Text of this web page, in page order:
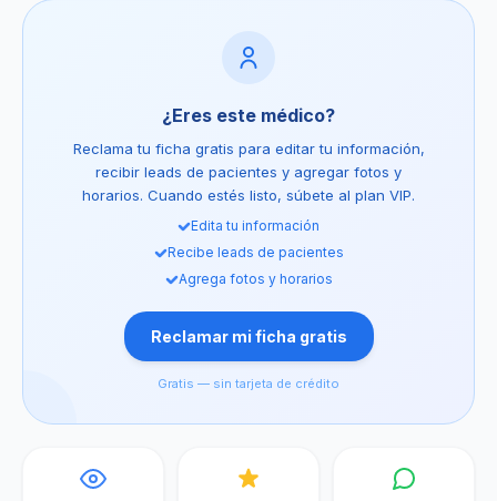
¿Eres este médico?
Reclama tu ficha gratis para editar tu información,
recibir leads de pacientes y agregar fotos y
horarios. Cuando estés listo, súbete al plan VIP.
Edita tu información
Recibe leads de pacientes
Agrega fotos y horarios
Reclamar mi ficha gratis
Gratis — sin tarjeta de crédito